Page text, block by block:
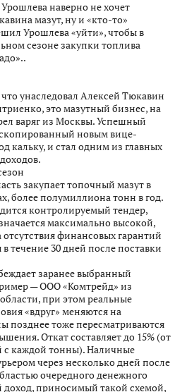
наверно не хочет
мазут, ну и «кто-то»
Урошлева «уйти», чтобы в
сезоне закупки топлива
унаследовал Алексей Тюкавин
это мазутный бизнес, на
варяг из Москвы. Успешный
новым вице-
кальку, и стал одним из главных
закупает топочный мазут в
более полумиллиона тонн в год.
контролируемый тендер,
максимально высокой,
финансовых гарантий
течение 30 дней после поставки
заранее выбранный
— ООО «Комтрейд» из
при этом реальные
«вдруг» меняются на
позднее тоже пересматриваются
Откат составляет до 15% (от
с каждой тонны). Наличные
через несколько дней после
очередного денежного
доход, приносимый такой схемой,